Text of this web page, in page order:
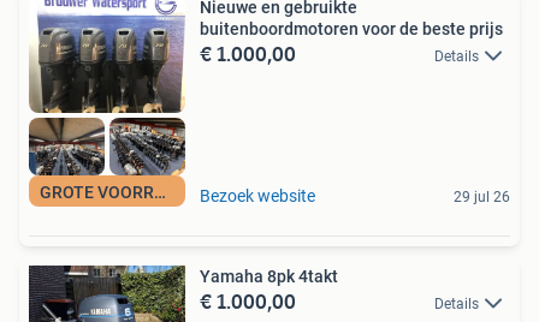
GROTE VOORRAAD
Nieuwe en gebruikte
buitenboordmotoren voor de beste prijs
€ 1.000,00 Details
Bezoek website 29 jul 26
Yamaha 8pk 4takt
€ 1.000,00 Details